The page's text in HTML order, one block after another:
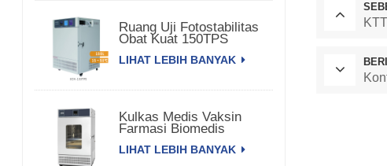
Ruang Uji Fotostabilitas
Obat Kuat 150TPS
LIHAT LEBIH BANYAK
Kulkas Medis Vaksin
Farmasi Biomedis
LIHAT LEBIH BANYAK